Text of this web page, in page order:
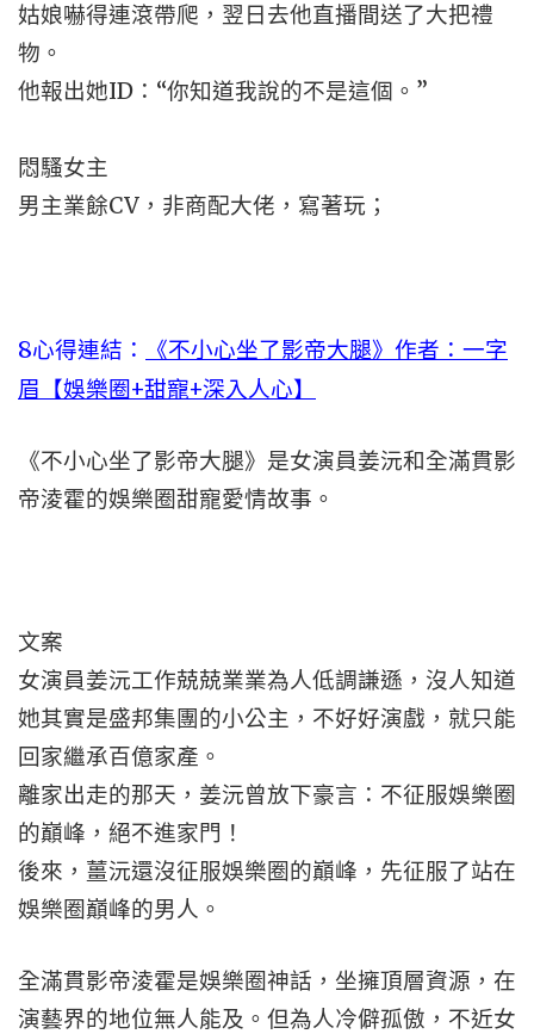
姑娘嚇得連滾帶爬，翌日去他直播間送了大把禮
物。
他報出她ID：“你知道我說的不是這個。”
悶騷女主
男主業餘CV，非商配大佬，寫著玩；
8心得連結：
《不小心坐了影帝大腿》作者：一字
眉【娛樂圈+甜寵+深入人心】
《不小心坐了影帝大腿》是女演員姜沅和全滿貫影
帝淩霍的娛樂圈甜寵愛情故事。
文案
女演員姜沅工作兢兢業業為人低調謙遜，沒人知道
她其實是盛邦集團的小公主，不好好演戲，就只能
回家繼承百億家產。
離家出走的那天，姜沅曾放下豪言：不征服娛樂圈
的巔峰，絕不進家門！
後來，薑沅還沒征服娛樂圈的巔峰，先征服了站在
娛樂圈巔峰的男人。
全滿貫影帝淩霍是娛樂圈神話，坐擁頂層資源，在
演藝界的地位無人能及。但為人冷僻孤傲，不近女